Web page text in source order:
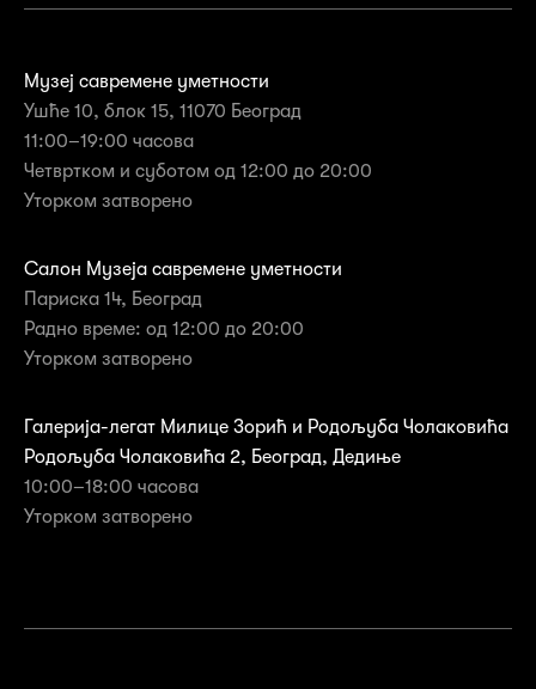
Музеј савремене уметности
Ушће 10, блок 15, 11070 Београд
11:00–19:00 часова
Четвртком и суботом од 12:00 до 20:00
Уторком затворенo
Салон Музеја савремене уметности
Париска 14, Београд
Радно време: од 12:00 до 20:00
Уторком затворено
Галерија-легат Милице Зорић и Родољуба Чолаковића
Родољуба Чолаковића 2, Београд, Дедиње
10:00–18:00 часова
Уторком затворенo